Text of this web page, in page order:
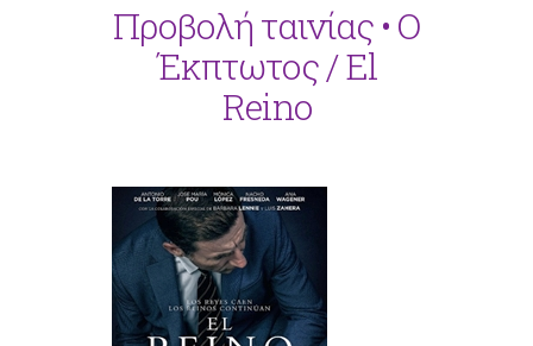
Προβολή ταινίας • Ο
Έκπτωτος / El
Reino